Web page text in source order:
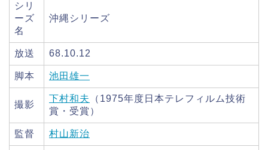
シリ
ーズ
名
沖縄シリーズ
放送 68.10.12
脚本 池田雄一
撮影
下村和夫
（1975年度日本テレフィルム技術
賞・受賞）
監督 村山新治